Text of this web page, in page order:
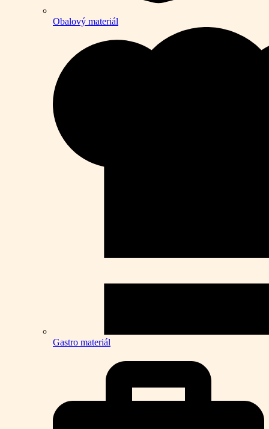
Obalový materiál
Gastro materiál